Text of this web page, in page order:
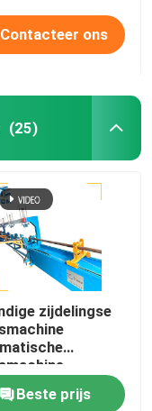
Contacteer ons
(25)
zijdelingse
voor een
buis van staal
Beste prijs